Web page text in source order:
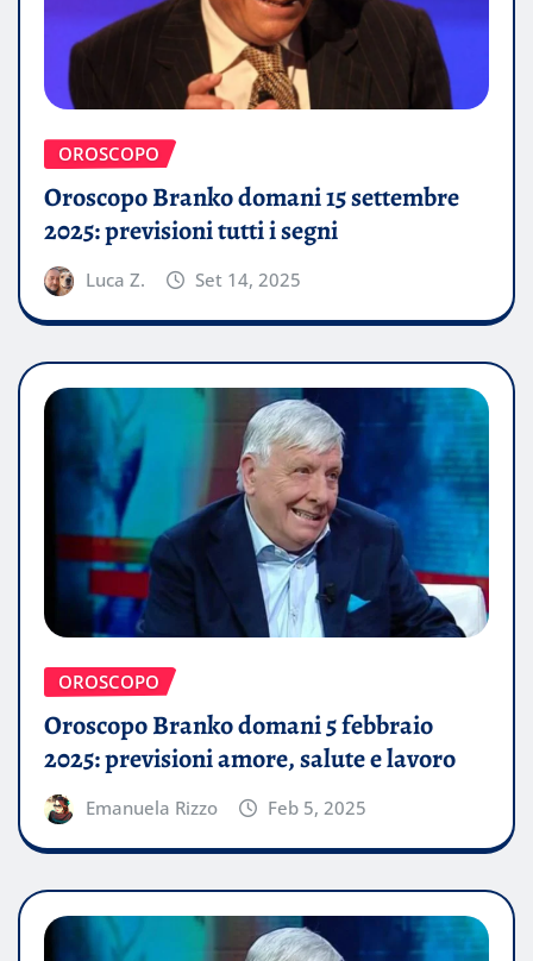
OROSCOPO
Oroscopo Branko domani 15 settembre
2025: previsioni tutti i segni
Luca Z. Set 14, 2025
OROSCOPO
Oroscopo Branko domani 5 febbraio
2025: previsioni amore, salute e lavoro
Emanuela Rizzo Feb 5, 2025